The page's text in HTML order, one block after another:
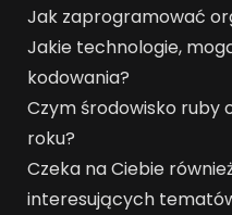
Jak zaprogramować
Jakie technologie,
kodowania?
Czym środowisko ruby
roku?
Czeka na Ciebie
interesujących